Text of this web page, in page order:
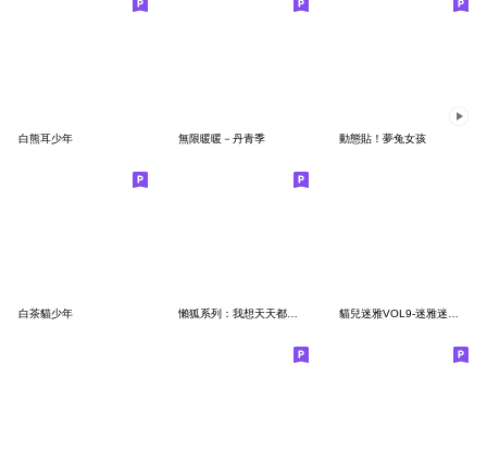
白熊耳少年 無限暖暖－丹青季 動態貼！夢兔女孩
白茶貓少年